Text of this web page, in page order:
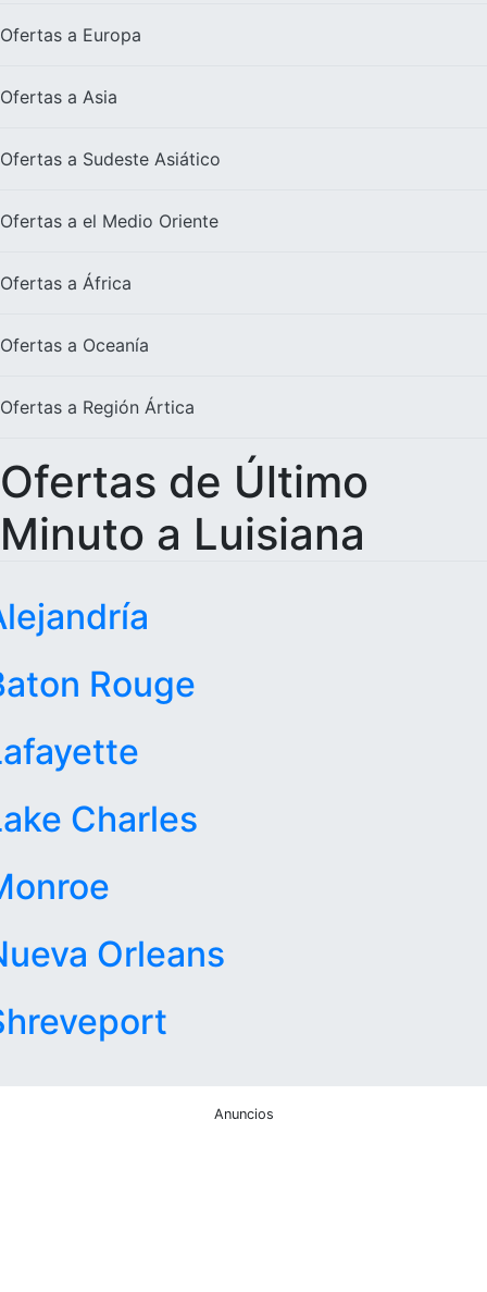
Ofertas a Europa
Ofertas a Asia
Ofertas a Sudeste Asiático
Ofertas a el Medio Oriente
Ofertas a África
Ofertas a Oceanía
Ofertas a Región Ártica
Ofertas de Último
Minuto a Luisiana
Rouge
Charles
Orleans
Anuncios